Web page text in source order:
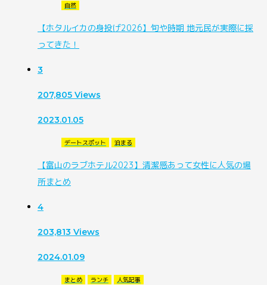
自然
【ホタルイカの身投げ2026】旬や時期 地元民が実際に採
ってきた！
3
207,805 Views
2023.01.05
デートスポット 泊まる
【富山のラブホテル2023】清潔感あって女性に人気の場
所まとめ
4
203,813 Views
2024.01.09
まとめ ランチ 人気記事